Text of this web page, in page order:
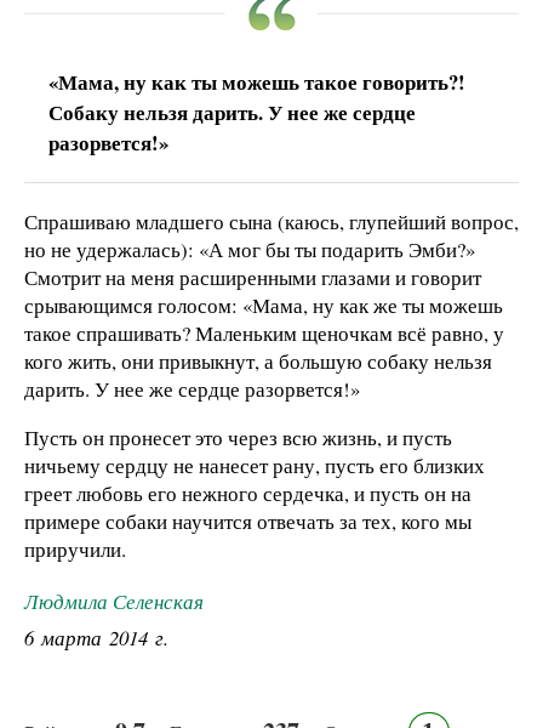
«Мама, ну как ты можешь такое говорить?!
Собаку нельзя дарить. У нее же сердце
разорвется!»
Спрашиваю младшего сына (каюсь, глупейший вопрос,
но не удержалась): «А мог бы ты подарить Эмби?»
Смотрит на меня расширенными глазами и говорит
срывающимся голосом: «Мама, ну как же ты можешь
такое спрашивать? Маленьким щеночкам всё равно, у
кого жить, они привыкнут, а большую собаку нельзя
дарить. У нее же сердце разорвется!»
Пусть он пронесет это через всю жизнь, и пусть
ничьему сердцу не нанесет рану, пусть его близких
греет любовь его нежного сердечка, и пусть он на
примере собаки научится отвечать за тех, кого мы
приручили.
Людмила Селенская
6 марта 2014 г.